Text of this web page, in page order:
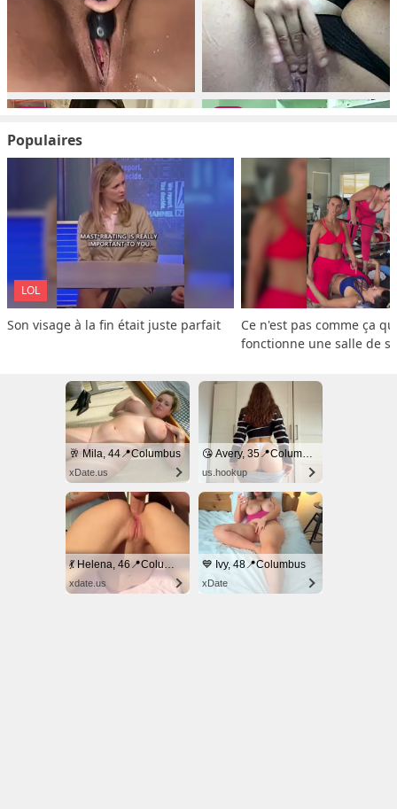
Populaires
LOL
Son visage à la fin était juste parfait
Ce n'est pas comme ça
fonctionne une salle de